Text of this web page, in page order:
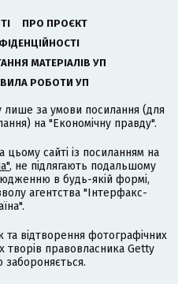
ПРО ПРОЄКТ
МАТЕРІАЛІВ УП
РОБОТИ УП
лише за умови посилання (для
на "Економічну правду".
цьому сайті із посиланням на
, не підлягають подальшому
в будь-якій формі,
агентства "Інтерфакс-
відтворення фотографічних
творів правовласника Getty